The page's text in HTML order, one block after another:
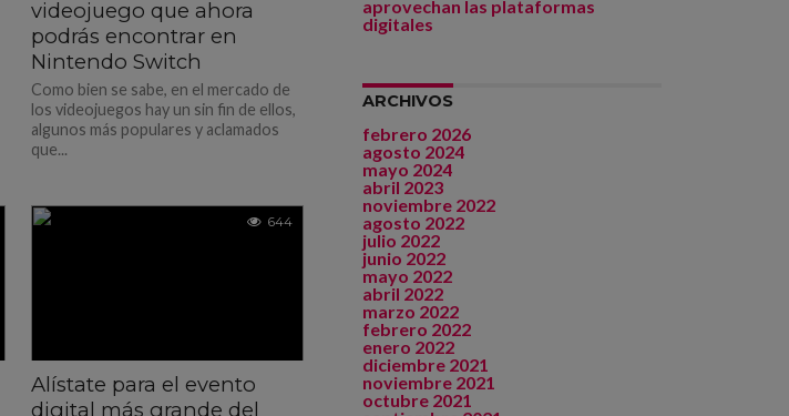
videojuego que ahora
podrás encontrar en
Nintendo Switch
Como bien se sabe, en el mercado de
los videojuegos hay un sin fin de ellos,
algunos más populares y aclamados
que...
644
Alístate para el evento
digital más grande del
aprovechan las plataformas
digitales
ARCHIVOS
febrero 2026
agosto 2024
mayo 2024
abril 2023
noviembre 2022
agosto 2022
julio 2022
junio 2022
mayo 2022
abril 2022
marzo 2022
febrero 2022
enero 2022
diciembre 2021
noviembre 2021
octubre 2021